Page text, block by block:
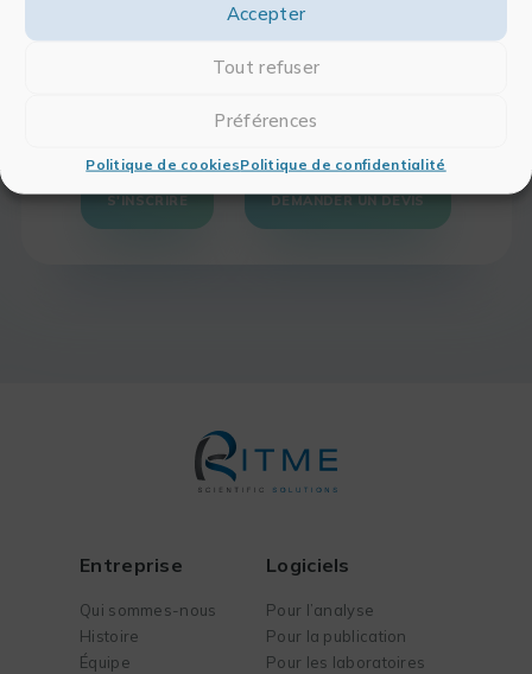
Accepter
Tout refuser
Préférences
Politique de cookiesPolitique de confidentialité
07 décembre
S'INSCRIRE DEMANDER UN DEVIS
Entreprise
Qui sommes-nous
Histoire
Équipe
Logiciels
Pour l’analyse
Pour la publication
Pour les laboratoires